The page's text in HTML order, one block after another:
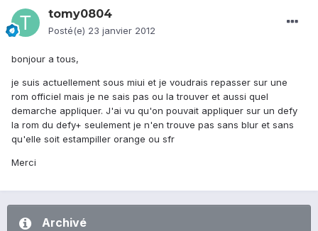
tomy0804
Posté(e) 23 janvier 2012
bonjour a tous,
je suis actuellement sous miui et je voudrais repasser sur une
rom officiel mais je ne sais pas ou la trouver et aussi quel
demarche appliquer. J'ai vu qu'on pouvait appliquer sur un defy
la rom du defy+ seulement je n'en trouve pas sans blur et sans
qu'elle soit estampiller orange ou sfr
Merci
Archivé